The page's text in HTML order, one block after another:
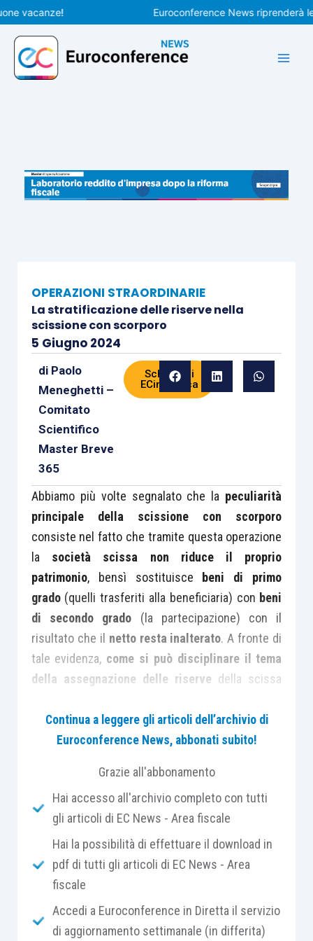
Vai
al
contenuto
Euroconference News riprenderà le
OPERAZIONI STRAORDINARIE
La stratificazione delle riserve nella
scissione con scorporo
5 Giugno 2024
di Paolo
Meneghetti –
Comitato
Scientifico
Master Breve
365
Scheda di
ECinPratica
Abbiamo più volte segnalato che la peculiarità
principale della scissione con scorporo
consiste nel fatto che tramite questa operazione
la società scissa non riduce il proprio
patrimonio, bensì sostituisce
beni di primo
grado(quelli trasferiti alla beneficiaria) con beni
di secondo grado (la partecipazione) con il
risultato che il netto resta inalterato. A fronte di
tale evidenza, come si può disciplinare il tema
della assegnazione delle riserve della scissa
In una scissione ordinaria, il tema è affrontato
delle riserve in sospensione di imposta
stabilendo che esse vanno ricostituite nel
bilancio della beneficiaria,utilizzando ilcriterio
proporzionaledi cui al comma 4, del citato
articolo 173, Tuir
detiene un patrimonio netto di 1000
nel quale
figura
un saldo attivo da rivalutazione in
Continua a leggere gli articoli dell’archivio di
Euroconference News, abbonati subito!
Grazie all'abbonamento
Hai accesso all'archivio completo con tutti
gli articoli di EC News - Area fiscale
Hai la possibilità di effettuare il download in
pdf di tutti gli articoli di EC News - Area
fiscale
Accedi a Euroconference in Diretta il servizio
di aggiornamento settimanale (in differita)